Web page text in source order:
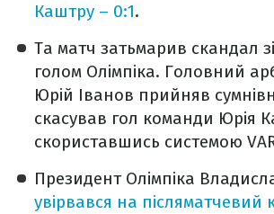
Каштру – 0:1.
Та матч затьмарив скандал
голом Олімпіка. Головний
Юрій Іванов прийняв
скасував гол команди Юрія
скориставшись системою
Президент Олімпіка
увірвався на післяматчевий